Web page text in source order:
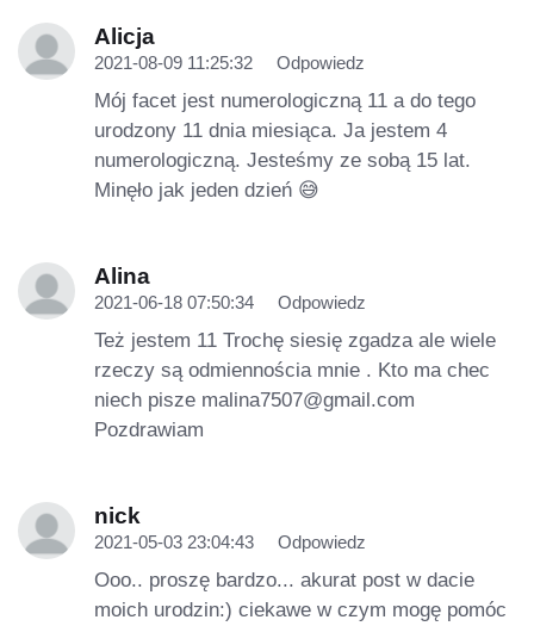
Alicja
2021-08-09 11:25:32 Odpowiedz
Mój facet jest numerologiczną 11 a do tego
urodzony 11 dnia miesiąca. Ja jestem 4
numerologiczną. Jesteśmy ze sobą 15 lat.
Minęło jak jeden dzień 😅
Alina
2021-06-18 07:50:34 Odpowiedz
Też jestem 11 Trochę siesię zgadza ale wiele
rzeczy są odmiennościa mnie . Kto ma chec
niech pisze malina7507@gmail.com
Pozdrawiam
nick
2021-05-03 23:04:43 Odpowiedz
Ooo.. proszę bardzo... akurat post w dacie
moich urodzin:) ciekawe w czym mogę pomóc